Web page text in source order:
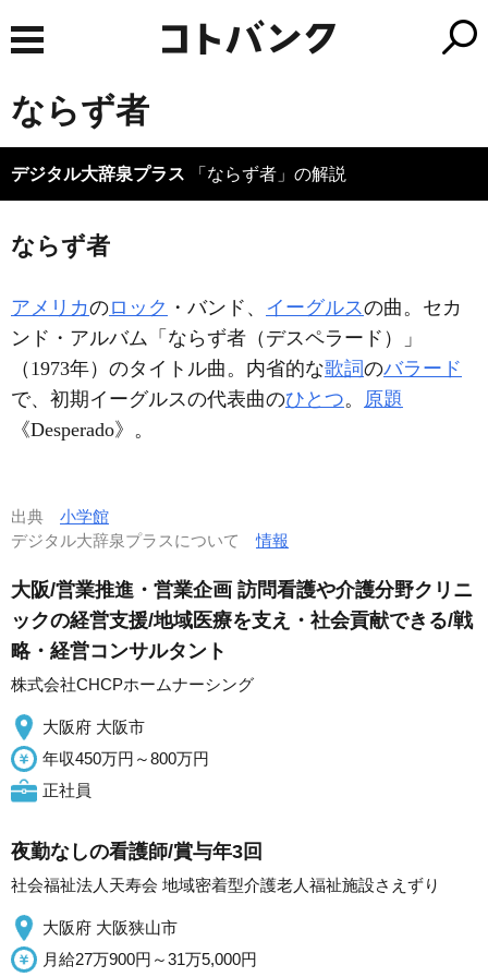
ならず者
デジタル大辞泉プラス 「ならず者」の解説
ならず者
アメリカのロック ・バンド、 イーグルスの曲。セカ
ンド・アルバム「ならず者（デスペラード）」
（1973年）のタイトル曲。内省的な歌詞のバラード
で、初期イーグルスの代表曲のひとつ。 原題
《Desperado》。
出典 小学館
デジタル大辞泉プラスについて情報
大阪/営業推進・営業企画 訪問看護や介護分野クリニ
ックの経営支援/地域医療を支え・社会貢献できる/戦
略・経営コンサルタント
株式会社CHCPホームナーシング
大阪府 大阪市
年収450万円～800万円
正社員
夜勤なしの看護師/賞与年3回
社会福祉法人天寿会 地域密着型介護老人福祉施設さえずり
大阪府 大阪狭山市
月給27万900円～31万5,000円